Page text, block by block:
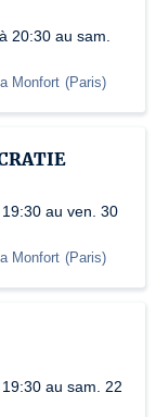
20:30 au sam.
Monfort (Paris)
au ven. 30
Monfort (Paris)
au sam. 22